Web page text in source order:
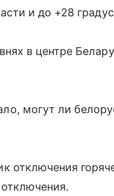
и до +28
в центре
могут ли
отключения